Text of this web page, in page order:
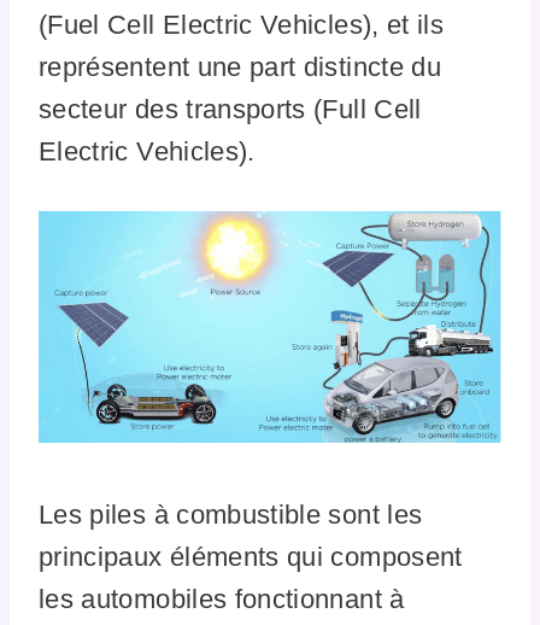
(Fuel Cell Electric Vehicles), et ils
représentent une part distincte du
secteur des transports (Full Cell
Electric Vehicles).
Les piles à combustible sont les
principaux éléments qui composent
les automobiles fonctionnant à